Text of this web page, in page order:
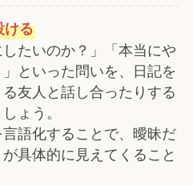
ける
したいのか？」「本当にや
といった問いを、日記を
友人と話し合ったりする
ょう。
語化することで、曖昧だ
具体的に見えてくること